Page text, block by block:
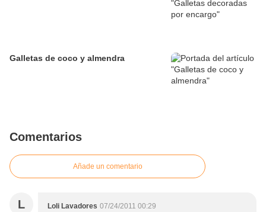
Galletas de coco y almendra
Comentarios
Añade un comentario
L Loli Lavadores 07/24/2011 00:29